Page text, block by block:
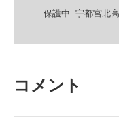
保護中: 宇都宮北
コメント